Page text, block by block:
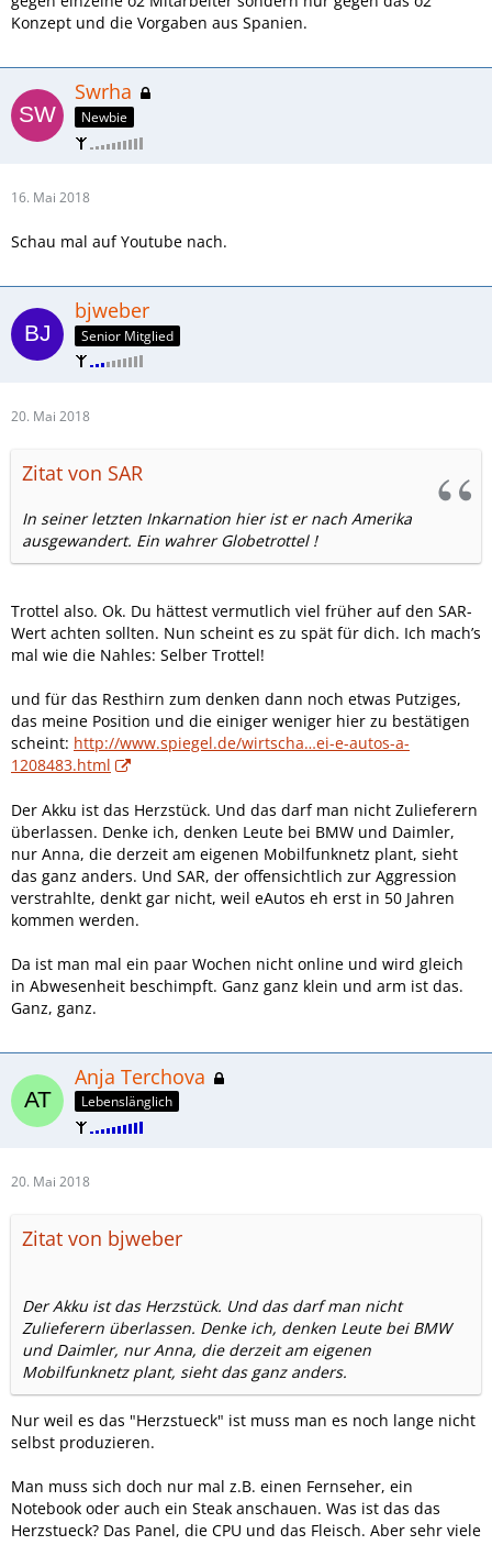
Konzept und die Vorgaben aus Spanien.
Swrha
Newbie
16. Mai 2018
Schau mal auf Youtube nach.
bjweber
Senior Mitglied
20. Mai 2018
Zitat von SAR
In seiner letzten Inkarnation hier ist er nach Amerika
ausgewandert. Ein wahrer Globetrottel !
Trottel also. Ok. Du hättest vermutlich viel früher auf den SAR-
Wert achten sollten. Nun scheint es zu spät für dich. Ich mach’s
mal wie die Nahles: Selber Trottel!
und für das Resthirn zum denken dann noch etwas Putziges,
das meine Position und die einiger weniger hier zu bestätigen
scheint: http://www.spiegel.de/wirtscha…ei-e-autos-a-
1208483.html
Der Akku ist das Herzstück. Und das darf man nicht Zulieferern
überlassen. Denke ich, denken Leute bei BMW und Daimler,
nur Anna, die derzeit am eigenen Mobilfunknetz plant, sieht
das ganz anders. Und SAR, der offensichtlich zur Aggression
verstrahlte, denkt gar nicht, weil eAutos eh erst in 50 Jahren
kommen werden.
Da ist man mal ein paar Wochen nicht online und wird gleich
in Abwesenheit beschimpft. Ganz ganz klein und arm ist das.
Ganz, ganz.
Anja Terchova
Lebenslänglich
20. Mai 2018
Zitat von bjweber
Der Akku ist das Herzstück. Und das darf man nicht
Zulieferern überlassen. Denke ich, denken Leute bei BMW
und Daimler, nur Anna, die derzeit am eigenen
Mobilfunknetz plant, sieht das ganz anders.
Nur weil es das "Herzstueck" ist muss man es noch lange nicht
selbst produzieren.
Man muss sich doch nur mal z.B. einen Fernseher, ein
Notebook oder auch ein Steak anschauen. Was ist das das
Herzstueck? Das Panel, die CPU und das Fleisch. Aber sehr viele